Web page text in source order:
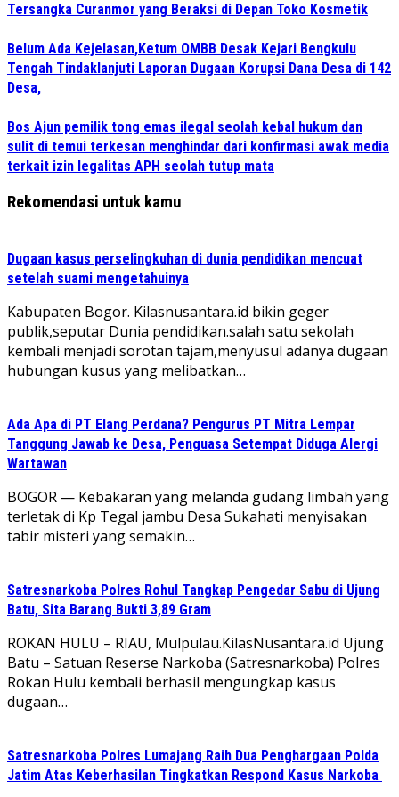
Tersangka Curanmor yang Beraksi di Depan Toko Kosmetik
Belum Ada Kejelasan,Ketum OMBB Desak Kejari Bengkulu
Tengah Tindaklanjuti Laporan Dugaan Korupsi Dana Desa di 142
Desa,
Bos Ajun pemilik tong emas ilegal seolah kebal hukum dan
sulit di temui terkesan menghindar dari konfirmasi awak media
terkait izin legalitas APH seolah tutup mata
Rekomendasi untuk kamu
Dugaan kasus perselingkuhan di dunia pendidikan mencuat
setelah suami mengetahuinya
Kabupaten Bogor. Kilasnusantara.id bikin geger
publik,seputar Dunia pendidikan.salah satu sekolah
kembali menjadi sorotan tajam,menyusul adanya dugaan
hubungan kusus yang melibatkan…
Ada Apa di PT Elang Perdana? Pengurus PT Mitra Lempar
Tanggung Jawab ke Desa, Penguasa Setempat Diduga Alergi
Wartawan
​BOGOR — Kebakaran yang melanda gudang limbah yang
terletak di Kp Tegal jambu Desa Sukahati menyisakan
tabir misteri yang semakin…
Satresnarkoba Polres Rohul Tangkap Pengedar Sabu di Ujung
Batu, Sita Barang Bukti 3,89 Gram
ROKAN HULU – RIAU, Mulpulau.KilasNusantara.id Ujung
Batu – Satuan Reserse Narkoba (Satresnarkoba) Polres
Rokan Hulu kembali berhasil mengungkap kasus
dugaan…
Satresnarkoba Polres Lumajang Raih Dua Penghargaan Polda
Jatim Atas Keberhasilan Tingkatkan Respond Kasus Narkoba